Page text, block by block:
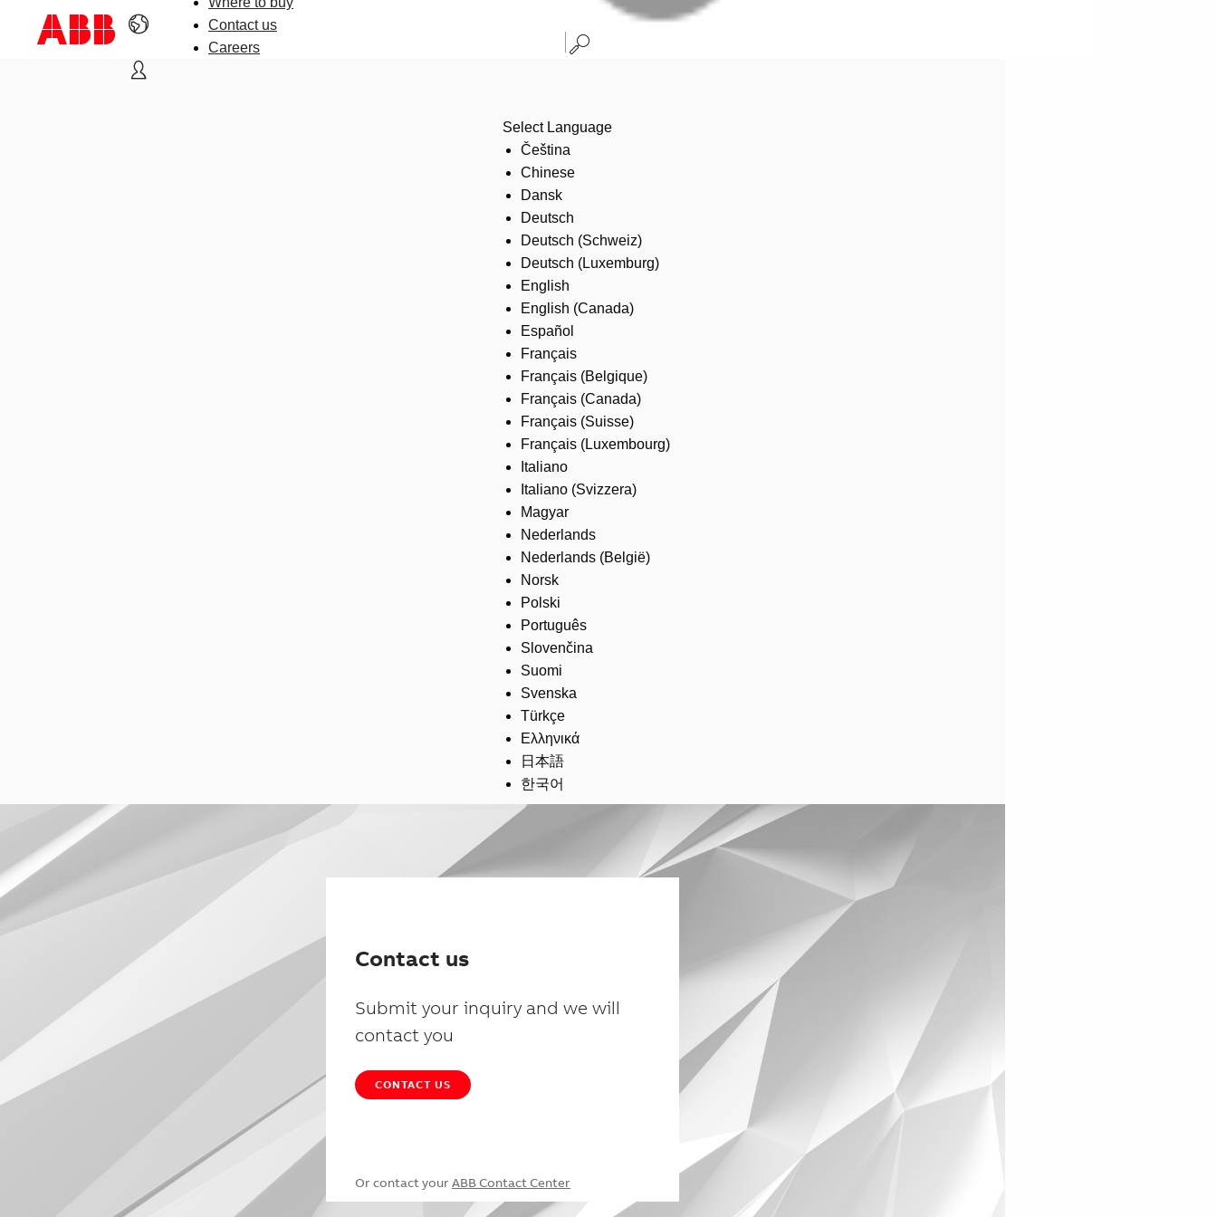
Contact us
Careers
Select Language
Čeština
Chinese
Dansk
Deutsch
Deutsch (Schweiz)
Deutsch (Luxemburg)
English
English (Canada)
Español
Français
Français (Belgique)
Français (Canada)
Français (Suisse)
Français (Luxembourg)
Italiano
Italiano (Svizzera)
Magyar
Nederlands
Nederlands (België)
Norsk
Polski
Português
Slovenčina
Suomi
Svenska
Türkçe
Ελληνικά
日本語
한국어
Contact us
Submit your inquiry and we will
contact you
CONTACT US
Or contact your ABB Contact Center